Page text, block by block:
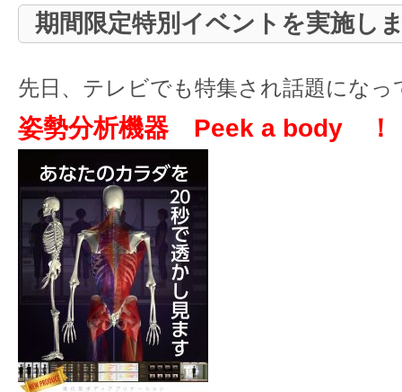
期間限定特別イベントを実施し
先日、テレビでも特集され話題になっ
姿勢分析機器 Peek a body ！